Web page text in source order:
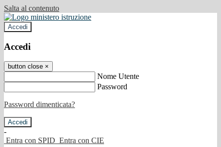
Salta al contenuto
Accedi
Accedi
button close ×
Nome Utente
Password
Password dimenticata?
-
Entra con SPID Entra con CIE